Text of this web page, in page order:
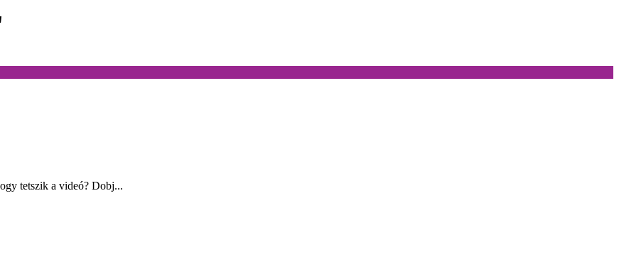
tetszik a videó? Dobj...